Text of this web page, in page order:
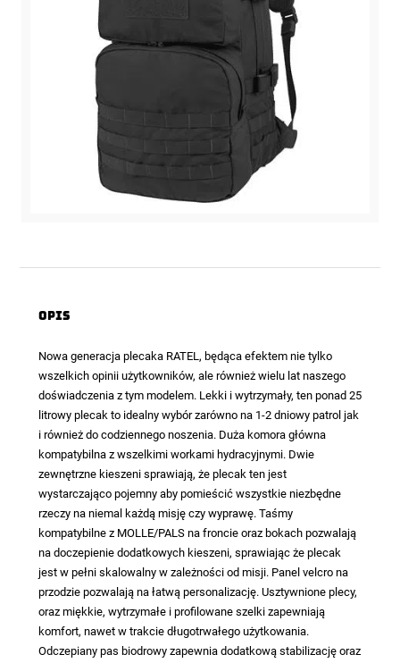
Opis
Nowa generacja plecaka RATEL, będąca efektem nie tylko
wszelkich opinii użytkowników, ale również wielu lat naszego
doświadczenia z tym modelem. Lekki i wytrzymały, ten ponad 25
litrowy plecak to idealny wybór zarówno na 1-2 dniowy patrol jak
i również do codziennego noszenia. Duża komora główna
kompatybilna z wszelkimi workami hydracyjnymi. Dwie
zewnętrzne kieszeni sprawiają, że plecak ten jest
wystarczająco pojemny aby pomieścić wszystkie niezbędne
rzeczy na niemal każdą misję czy wyprawę. Taśmy
kompatybilne z MOLLE/PALS na froncie oraz bokach pozwalają
na doczepienie dodatkowych kieszeni, sprawiając że plecak
jest w pełni skalowalny w zależności od misji. Panel velcro na
przodzie pozwalają na łatwą personalizację. Usztywnione plecy,
oraz miękkie, wytrzymałe i profilowane szelki zapewniają
komfort, nawet w trakcie długotrwałego użytkowania.
Odczepiany pas biodrowy zapewnia dodatkową stabilizację oraz